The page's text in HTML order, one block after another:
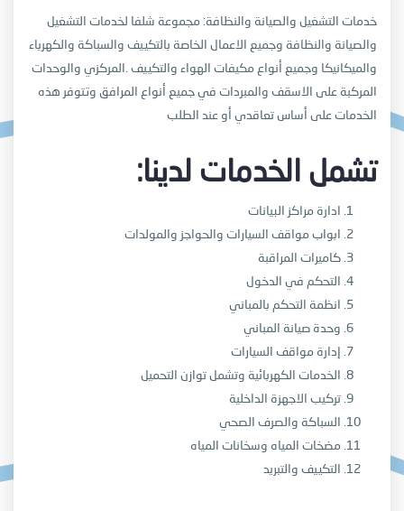
خدمات التشغيل والصيانة والنظافة: مجموعة شلفا لخدمات التشغيل
والصيانة والنظافة وجميع الاعمال الخاصة بالتكييف والسباكة والكهرباء
والميكانيكا وجميع أنواع مكيفات الهواء والتكييف .المركزي والوحدات
المركبة على الاسقف والمبردات في جميع أنواع المرافق وتتوفر هذه
الخدمات على أساس تعاقدي أو عند الطلب
:تشمل الخدمات لدينا
ادارة مراكز البيانات
ابواب مواقف السيارات والحواجز والمولدات
كاميرات المراقبة
التحكم في الدخول
انظمة التحكم بالمباني
وحدة صيانة المباني
إدارة مواقف السيارات
الخدمات الكهربائية وتشمل توازن التحميل
تركيب الاجهزة الداخلية
السباكة والصرف الصحي
مضخات المياه وسخانات المياه
التكييف والتبريد